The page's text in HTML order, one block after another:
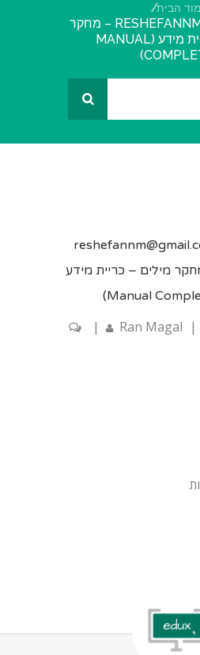
הבית
– מחקר
מילים – כריית מידע (MANUAL
מילים – כריית מידע
Ran Magal |
|